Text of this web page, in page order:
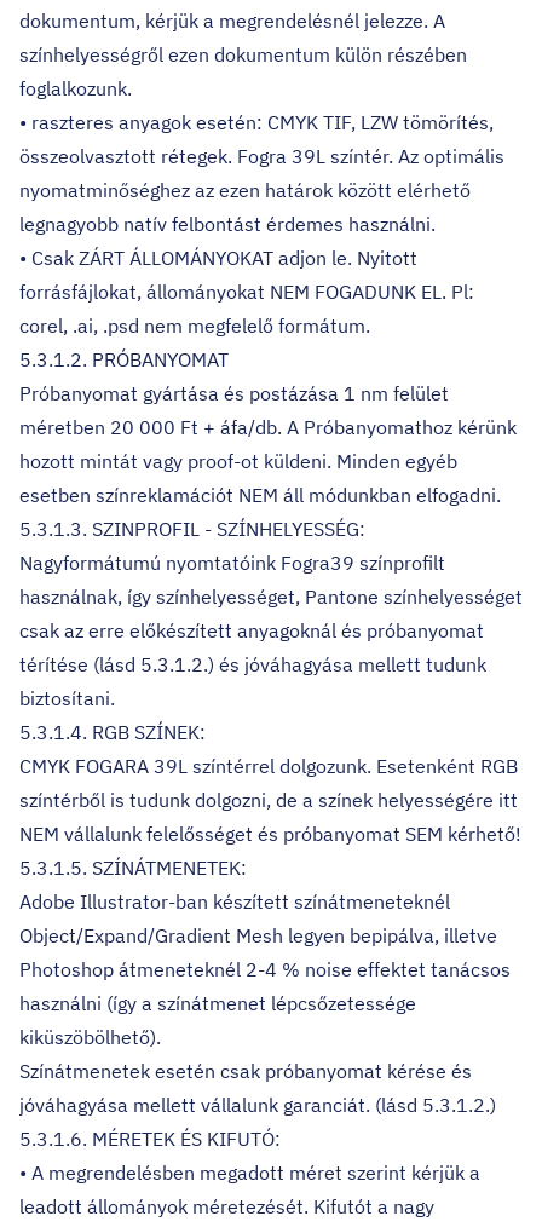
dokumentum, kérjük a megrendelésnél jelezze. A
színhelyességről ezen dokumentum külön részében
foglalkozunk.
• raszteres anyagok esetén: CMYK TIF, LZW tömörítés,
összeolvasztott rétegek. Fogra 39L színtér. Az optimális
nyomatminőséghez az ezen határok között elérhető
legnagyobb natív felbontást érdemes használni.
• Csak ZÁRT ÁLLOMÁNYOKAT adjon le. Nyitott
forrásfájlokat, állományokat NEM FOGADUNK EL. Pl:
corel, .ai, .psd nem megfelelő formátum.
5.3.1.2. PRÓBANYOMAT
Próbanyomat gyártása és postázása 1 nm felület
méretben 20 000 Ft + áfa/db. A Próbanyomathoz kérünk
hozott mintát vagy proof-ot küldeni. Minden egyéb
esetben színreklamációt NEM áll módunkban elfogadni.
5.3.1.3. SZINPROFIL - SZÍNHELYESSÉG:
Nagyformátumú nyomtatóink Fogra39 színprofilt
használnak, így színhelyességet, Pantone színhelyességet
csak az erre előkészített anyagoknál és próbanyomat
térítése (lásd 5.3.1.2.) és jóváhagyása mellett tudunk
biztosítani.
5.3.1.4. RGB SZÍNEK:
CMYK FOGARA 39L színtérrel dolgozunk. Esetenként RGB
színtérből is tudunk dolgozni, de a színek helyességére itt
NEM vállalunk felelősséget és próbanyomat SEM kérhető!
5.3.1.5. SZÍNÁTMENETEK:
Adobe Illustrator-ban készített színátmeneteknél
Object/Expand/Gradient Mesh legyen bepipálva, illetve
Photoshop átmeneteknél 2-4 % noise effektet tanácsos
használni (így a színátmenet lépcsőzetessége
kiküszöbölhető).
Színátmenetek esetén csak próbanyomat kérése és
jóváhagyása mellett vállalunk garanciát. (lásd 5.3.1.2.)
5.3.1.6. MÉRETEK ÉS KIFUTÓ:
• A megrendelésben megadott méret szerint kérjük a
leadott állományok méretezését. Kifutót a nagy